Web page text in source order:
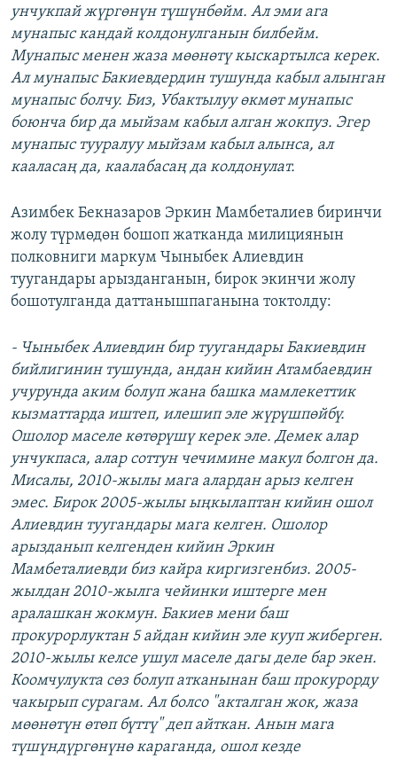
унчукпай жүргөнүн түшүнбөйм. Ал эми ага
мунапыс кандай колдонулганын билбейм.
Мунапыс менен жаза мөөнөтү кыскартылса керек.
Ал мунапыс Бакиевдердин тушунда кабыл алынган
мунапыс болчу. Биз, Убактылуу өкмөт мунапыс
боюнча бир да мыйзам кабыл алган жокпуз. Эгер
мунапыс тууралуу мыйзам кабыл алынса, ал
кааласаң да, каалабасаң да колдонулат.
Азимбек Бекназаров Эркин Мамбеталиев биринчи
жолу түрмөдөн бошоп жатканда милициянын
полковниги маркум Чыныбек Алиевдин
туугандары арызданганын, бирок экинчи жолу
бошотулганда даттанышпаганына токтолду:
- Чыныбек Алиевдин бир туугандары Бакиевдин
бийлигинин тушунда, андан кийин Атамбаевдин
учурунда аким болуп жана башка мамлекеттик
кызматтарда иштеп, илешип эле жүрүшпөйбү.
Ошолор маселе көтөрүшү керек эле. Демек алар
унчукпаса, алар соттун чечимине макул болгон да.
Мисалы, 2010-жылы мага алардан арыз келген
эмес. Бирок 2005-жылы ыңкылаптан кийин ошол
Алиевдин туугандары мага келген. Ошолор
арызданып келгенден кийин Эркин
Мамбеталиевди биз кайра киргизгенбиз. 2005-
жылдан 2010-жылга чейинки иштерге мен
аралашкан жокмун. Бакиев мени баш
прокурорлуктан 5 айдан кийин эле кууп жиберген.
2010-жылы келсе ушул маселе дагы деле бар экен.
Коомчулукта сөз болуп атканынан баш прокурорду
чакырып сурагам. Ал болсо "акталган жок, жаза
мөөнөтүн өтөп бүттү" деп айткан. Анын мага
түшүндүргөнүнө караганда, ошол кезде